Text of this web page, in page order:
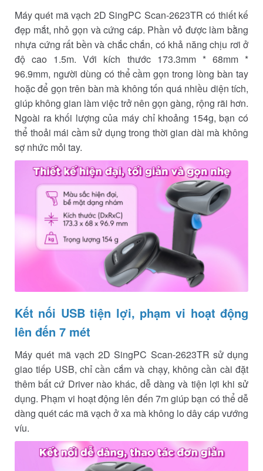
Máy quét mã vạch 2D SingPC Scan-2623TR có thiết kế
đẹp mắt, nhỏ gọn và cứng cáp. Phần vỏ được làm bằng
nhựa cứng rất bền và chắc chắn, có khả năng chịu rơi ở
độ cao 1.5m. Với kích thước 173.3mm * 68mm *
96.9mm, người dùng có thể cầm gọn trong lòng bàn tay
hoặc để gọn trên bàn mà không tốn quá nhiều diện tích,
giúp không gian làm việc trở nên gọn gàng, rộng rãi hơn.
Ngoài ra khối lượng của máy chỉ khoảng 154g, bạn có
thể thoải mái cầm sử dụng trong thời gian dài mà không
sợ nhức mỏi tay.
Kết nối USB tiện lợi, phạm vi hoạt động
lên đến 7 mét
Máy quét mã vạch 2D SingPC Scan-2623TR sử dụng
giao tiếp USB, chỉ cần cắm và chạy, không cần cài đặt
thêm bất cứ Driver nào khác, dễ dàng và tiện lợi khi sử
dụng. Phạm vi hoạt động lên đến 7m giúp bạn có thể dễ
dàng quét các mã vạch ở xa mà không lo dây cáp vướng
víu.